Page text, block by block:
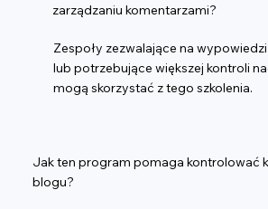
zarządzaniu komentarzami?
Zespoły zezwalające na
lub potrzebujące większej kontroli
mogą skorzystać z tego szkolenia.
Jak ten program pomaga kontrolować
blogu?